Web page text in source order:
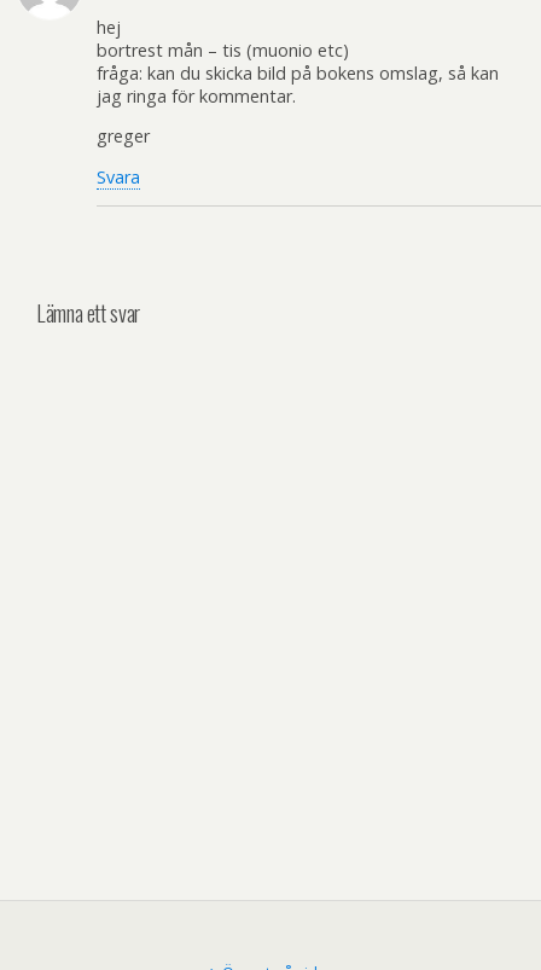
hej
bortrest mån – tis (muonio etc)
fråga: kan du skicka bild på bokens omslag, så kan
jag ringa för kommentar.
greger
Svara
Lämna ett svar